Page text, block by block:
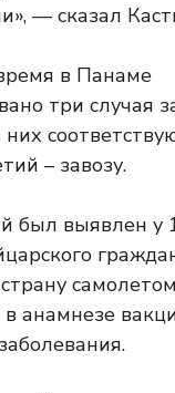
— сказал
в Панаме
три случая
– завозу.
был выявлен у
анамнезе